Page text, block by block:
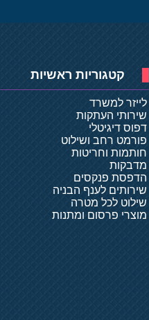
קטגוריות ראשיות
לייזר למשרד
שירותי העתקות
דפוס דיגיטלי
פורמט רחב ושילוט
חותמות וחריטות
מדבקות
הדפסת פנקסים
שירותים לענף הבניה
שילוט לכל מטרה
מוצרי פרסום ומתנות